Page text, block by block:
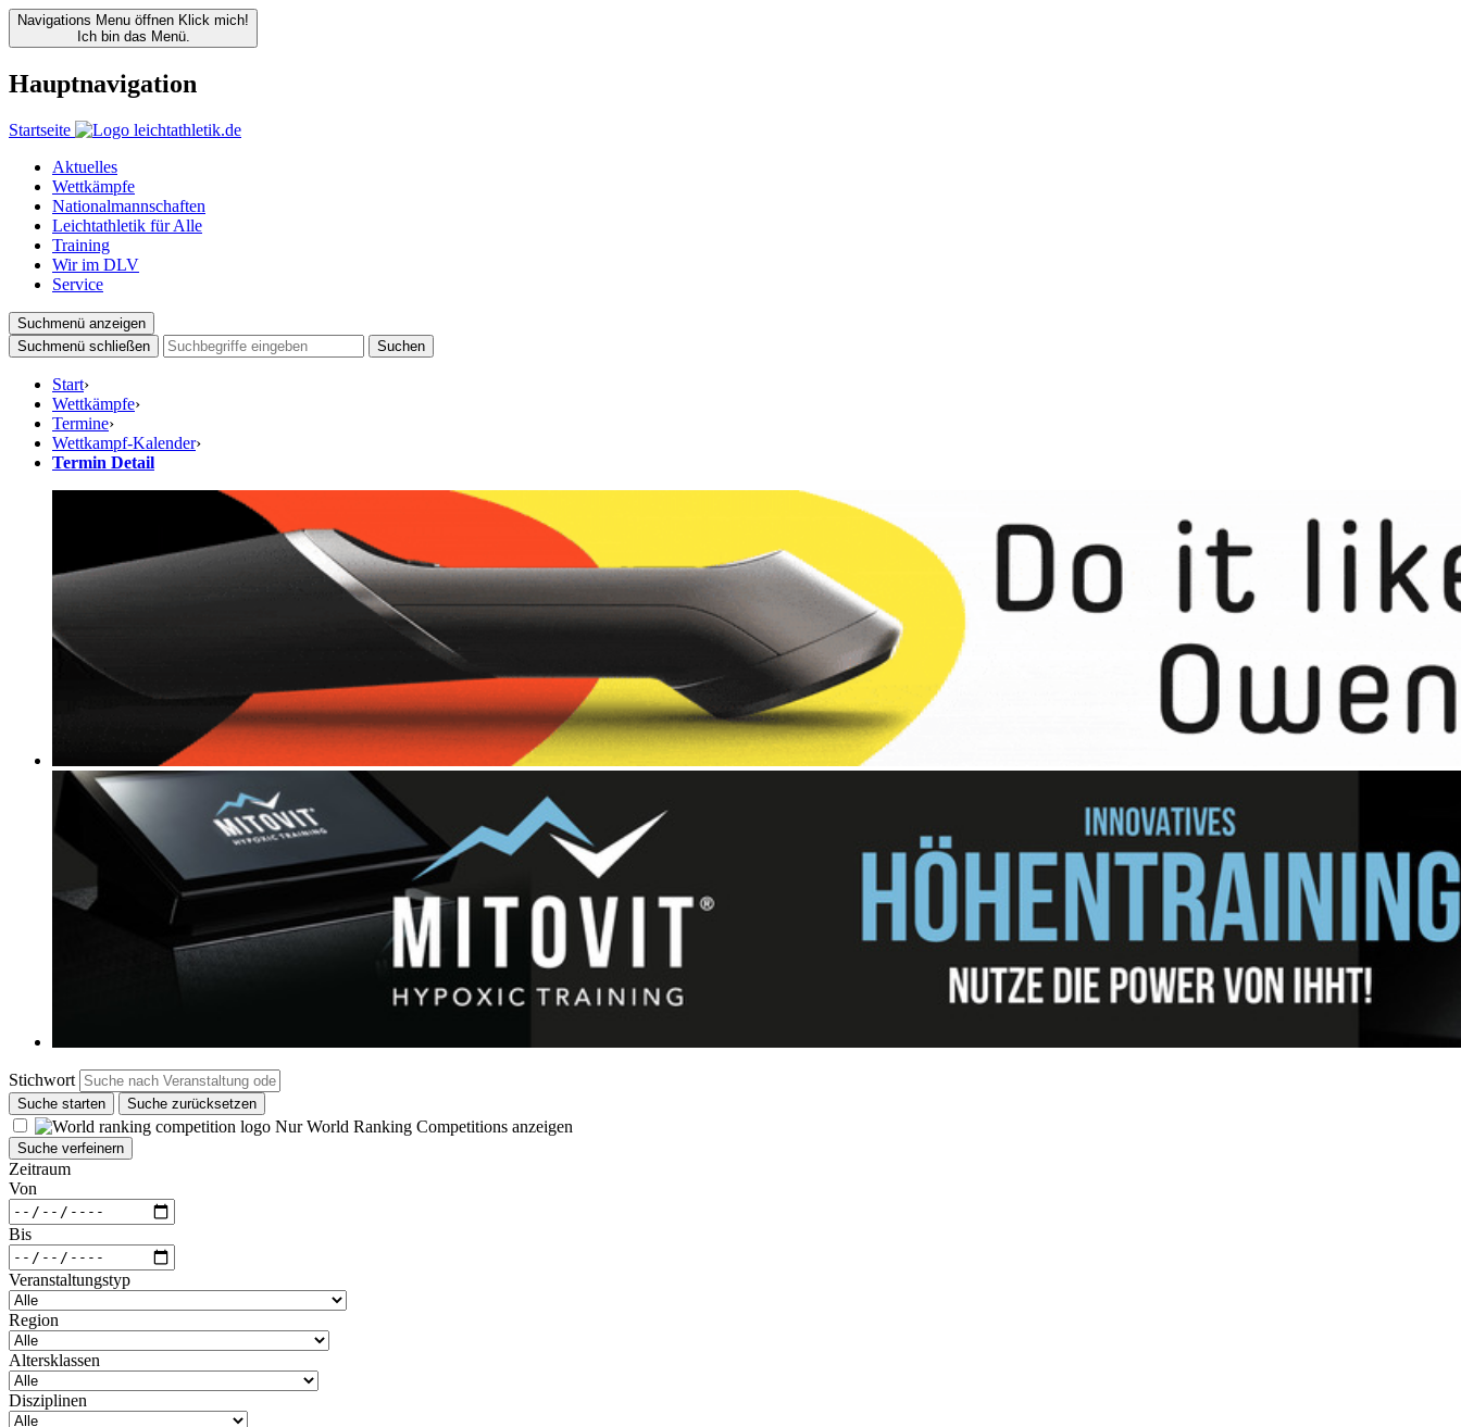
Navigations Menu öffnen Klick mich!
Ich bin das Menü.
Hauptnavigation
Startseite
Aktuelles
Wettkämpfe
Nationalmannschaften
Leichtathletik für Alle
Training
Wir im DLV
Service
Suchmenü anzeigen
Suchmenü schließen
Suchen
Start›
Wettkämpfe›
Termine›
Wettkampf-Kalender›
Termin Detail
Stichwort
Suche starten Suche zurücksetzen
Nur World Ranking Competitions anzeigen
Suche verfeinern
Zeitraum
Von
Bis
Veranstaltungstyp
Region
Altersklassen
Disziplinen